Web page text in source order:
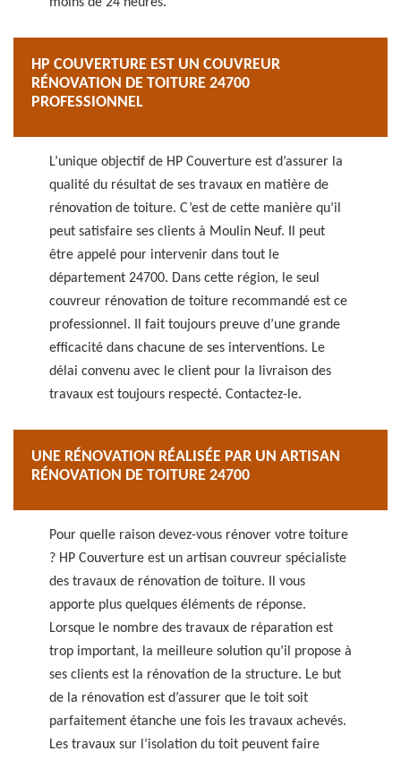
HP COUVERTURE EST UN COUVREUR
RÉNOVATION DE TOITURE 24700
PROFESSIONNEL
L’unique objectif de HP Couverture est d’assurer la
qualité du résultat de ses travaux en matière de
rénovation de toiture. C’est de cette manière qu’il
peut satisfaire ses clients à Moulin Neuf. Il peut
être appelé pour intervenir dans tout le
département 24700. Dans cette région, le seul
couvreur rénovation de toiture recommandé est ce
professionnel. Il fait toujours preuve d’une grande
efficacité dans chacune de ses interventions. Le
délai convenu avec le client pour la livraison des
travaux est toujours respecté. Contactez-le.
UNE RÉNOVATION RÉALISÉE PAR UN ARTISAN
RÉNOVATION DE TOITURE 24700
Pour quelle raison devez-vous rénover votre toiture
? HP Couverture est un artisan couvreur spécialiste
des travaux de rénovation de toiture. Il vous
apporte plus quelques éléments de réponse.
Lorsque le nombre des travaux de réparation est
trop important, la meilleure solution qu’il propose à
ses clients est la rénovation de la structure. Le but
de la rénovation est d’assurer que le toit soit
parfaitement étanche une fois les travaux achevés.
Les travaux sur l’isolation du toit peuvent faire